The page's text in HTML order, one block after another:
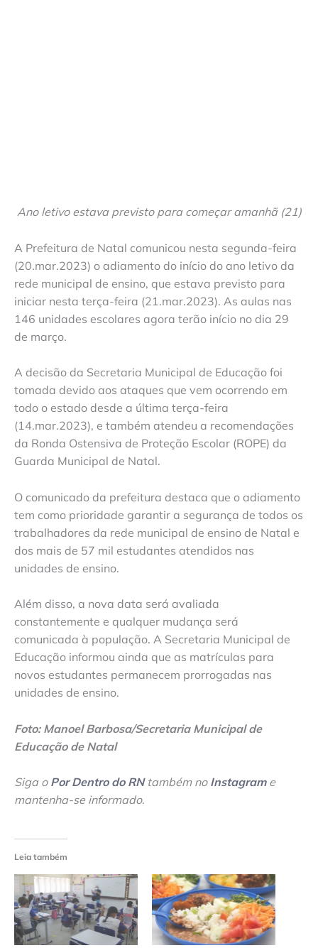
Ano letivo estava previsto para começar amanhã (21)
A Prefeitura de Natal comunicou nesta segunda-feira
(20.mar.2023) o adiamento do início do ano letivo da
rede municipal de ensino, que estava previsto para
iniciar nesta terça-feira (21.mar.2023). As aulas nas
146 unidades escolares agora terão início no dia 29
de março.
A decisão da Secretaria Municipal de Educação foi
tomada devido aos ataques que vem ocorrendo em
todo o estado desde a última terça-feira
(14.mar.2023), e também atendeu a recomendações
da Ronda Ostensiva de Proteção Escolar (ROPE) da
Guarda Municipal de Natal.
O comunicado da prefeitura destaca que o adiamento
tem como prioridade garantir a segurança de todos os
trabalhadores da rede municipal de ensino de Natal e
dos mais de 57 mil estudantes atendidos nas
unidades de ensino.
Além disso, a nova data será avaliada
constantemente e qualquer mudança será
comunicada à população. A Secretaria Municipal de
Educação informou ainda que as matrículas para
novos estudantes permanecem prorrogadas nas
unidades de ensino.
Foto: Manoel Barbosa/Secretaria Municipal de
Educação de Natal
Siga o Por Dentro do RNtambém no Instagrame
mantenha-se informado.
Leia também